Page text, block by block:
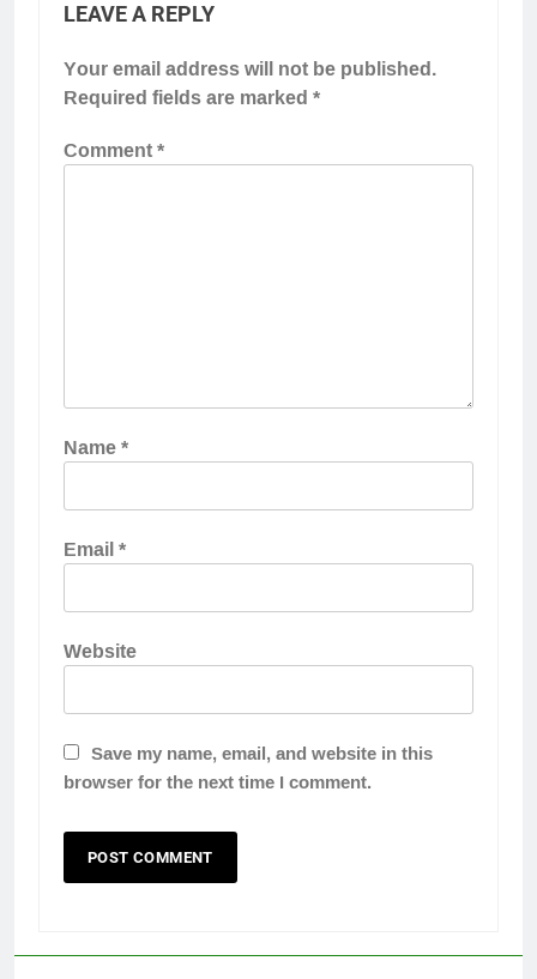
LEAVE A REPLY
Your email address will not be published.
Required fields are marked*
Comment*
Name*
Email*
Website
Save my name, email, and website in this
browser for the next time I comment.